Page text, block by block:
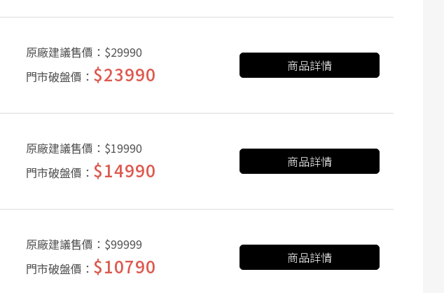
原廠建議售價： $29990
門市破盤價： $23990 商品詳情
原廠建議售價： $19990
門市破盤價： $14990 商品詳情
原廠建議售價： $99999
門市破盤價： $10790 商品詳情